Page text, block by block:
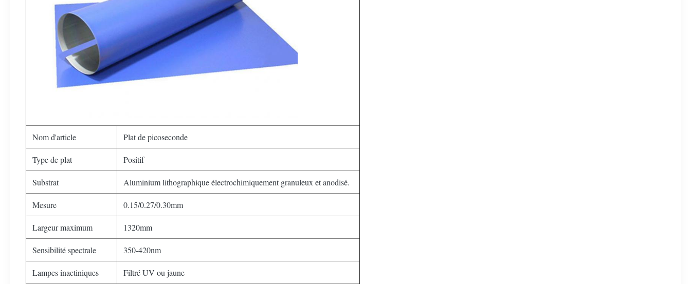
Nom d'article Plat de picoseconde
Type de plat Positif
Substrat Aluminium lithographique électrochimiquement granuleux et anodisé.
Mesure 0.15/0.27/0.30mm
Largeur maximum 1320mm
Sensibilité spectrale 350-420nm
Lampes inactiniques Filtré UV ou jaune